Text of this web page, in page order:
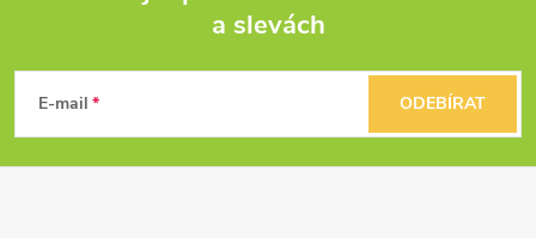
p
a slevách
E-mail ODEBÍRAT